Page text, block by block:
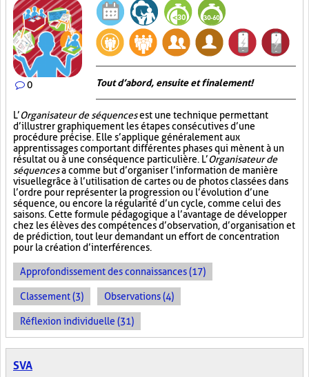
0 Tout d’abord, ensuite et finalement!
L’Organisateur de séquencesest une technique permettant
d’illustrer graphiquement les étapes consécutives d’une
procédure précise. Elle s’applique généralement aux
apprentissages comportant différentes phases qui mènent à un
résultat ou à une conséquence particulière. L’Organisateur de
séquencesa comme but d’organiser l’information de manière
visuellegrâce à l’utilisation de cartes ou de photos classées dans
l’ordre pour représenter la progression ou l’évolution d’une
séquence, ou encore la régularité d’un cycle, comme celui des
saisons. Cette formule pédagogique a l’avantage de développer
chez les élèves des compétences d’observation, d’organisation et
de prédiction, tout leur demandant un effort de concentration
pour la création d’interférences.
Approfondissement des connaissances (17)
Classement (3) Observations (4)
Réflexion individuelle (31)
SVA